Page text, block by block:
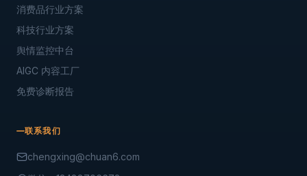
消费品行业方案
科技行业方案
舆情监控中台
AIGC 内容工厂
免费诊断报告
联系我们
chengxing@chuan6.com